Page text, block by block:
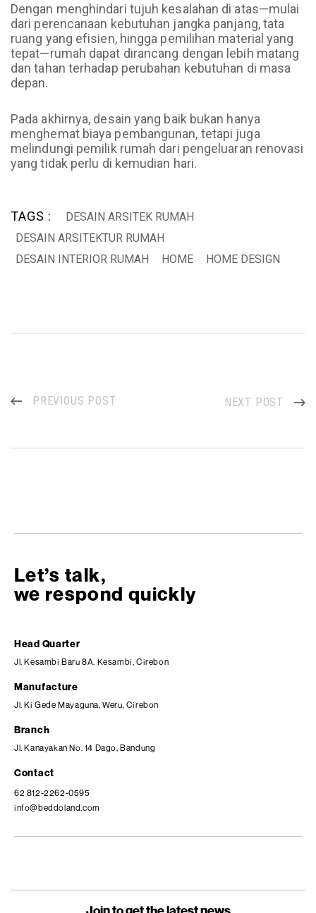
Dengan menghindari tujuh kesalahan di atas—mulai
dari perencanaan kebutuhan jangka panjang, tata
ruang yang efisien, hingga pemilihan material yang
tepat—rumah dapat dirancang dengan lebih matang
dan tahan terhadap perubahan kebutuhan di masa
depan.
Pada akhirnya, desain yang baik bukan hanya
menghemat biaya pembangunan, tetapi juga
melindungi pemilik rumah dari pengeluaran renovasi
yang tidak perlu di kemudian hari.
TAGS :
DESAIN ARSITEK RUMAH
DESAIN ARSITEKTUR RUMAH
DESAIN INTERIOR RUMAH
HOME HOME DESIGN
PREVIOUS POST NEXT POST
Let’s talk,
we respond quickly
Head Quarter
Jl. Kesambi Baru 8A, Kesambi, Cirebon
Manufacture
Jl. Ki Gede Mayaguna, Weru, Cirebon
Branch
Jl. Kanayakan No. 14 Dago, Bandung
Contact
62 812-2262-0595
info@beddoland.com